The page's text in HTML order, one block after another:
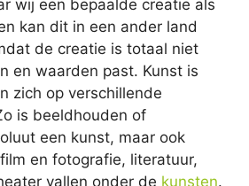
wij een bepaalde creatie als
kan dit in een ander land
de creatie is totaal niet
en waarden past. Kunst is
zich op verschillende
is beeldhouden of
een kunst, maar ook
en fotografie, literatuur,
vallen onder de kunsten.